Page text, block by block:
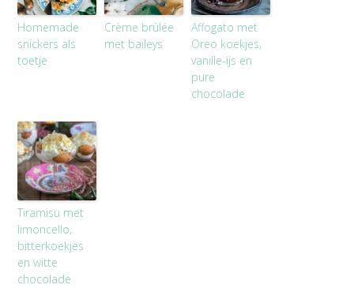
Homemade
snickers als
toetje
Crème brûlée
met baileys
Affogato met
Oreo koekjes,
vanille-ijs en
pure
chocolade
Tiramisu met
limoncello,
bitterkoekjes
en witte
chocolade